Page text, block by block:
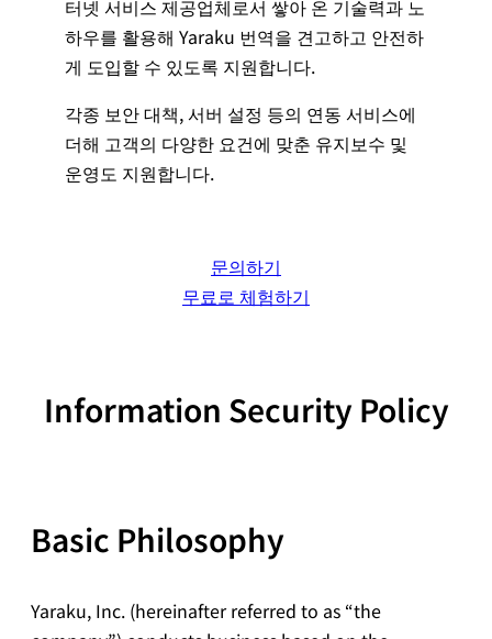
터넷 서비스 제공업체로서 쌓아 온 기술력과 노
하우를 활용해 Yaraku 번역을 견고하고 안전하
게 도입할 수 있도록 지원합니다.
각종 보안 대책, 서버 설정 등의 연동 서비스에
더해 고객의 다양한 요건에 맞춘 유지보수 및
운영도 지원합니다.
문의하기
무료로 체험하기
Information Security Policy
Basic Philosophy
Yaraku, Inc. (hereinafter referred to as “the